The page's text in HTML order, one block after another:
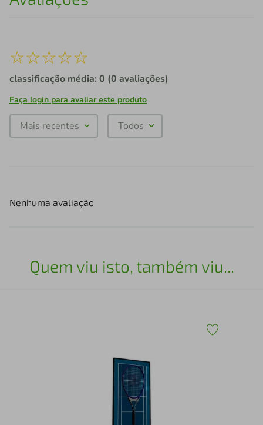
☆☆☆☆☆
classificação média: 0 (0 avaliações)
Faça login para avaliar este produto
Mais recentes Todos
Nenhuma avaliação
Quem viu isto, também viu...